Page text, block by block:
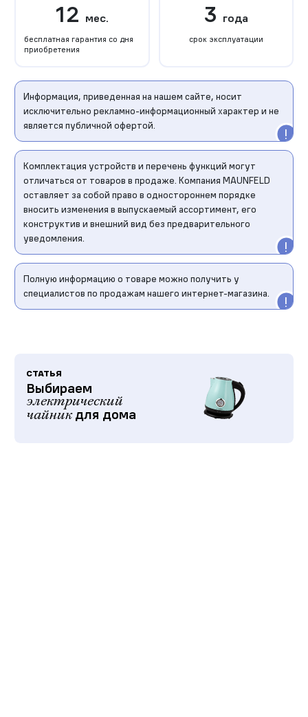
12 мес.
бесплатная гарантия со дня
приобретения
3 года
срок эксплуатации
Информация, приведенная на нашем сайте, носит
исключительно рекламно-информационный характер и не
является публичной офертой.
Комплектация устройств и перечень функций могут
отличаться от товаров в продаже. Компания MAUNFELD
оставляет за собой право в одностороннем порядке
вносить изменения в выпускаемый ассортимент, его
конструктив и внешний вид без предварительного
уведомления.
Полную информацию о товаре можно получить у
специалистов по продажам нашего интернет-магазина.
СТАТЬЯ
Выбираем
электрический
чайникдля дома